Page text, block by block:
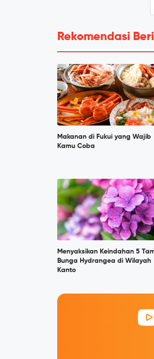
Rekomendasi
Makanan di Fukui yang Wajib
Kamu Coba
Menyaksikan Keindahan 5
Bunga Hydrangea di Wilayah
Kanto